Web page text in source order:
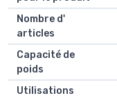
Nombre d'
articles
Capacité de
poids
Utilisations